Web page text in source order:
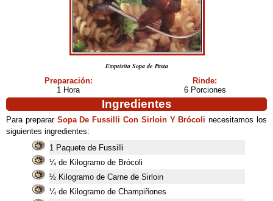
Exquisita Sopa de Pasta
Preparación:
1 Hora
Rinde:
6 Porciones
Ingredientes
Para preparar Sopa De Fussilli Con Sirloin Y Brócoli necesitamos los
siguientes ingredientes:
1 Paquete de Fussilli
¼ de Kilogramo de Brócoli
½ Kilogramo de Carne de Sirloin
¼ de Kilogramo de Champiñones